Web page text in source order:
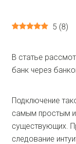
5 (8)
В статье
банк через
Подключение
самым простым
существующих.
следование